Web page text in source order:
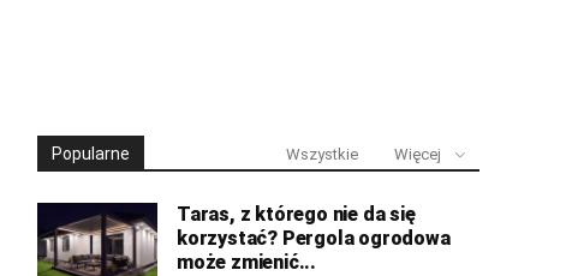
Popularne Wszystkie Więcej
Taras, z którego nie da się
korzystać? Pergola ogrodowa
może zmienić...